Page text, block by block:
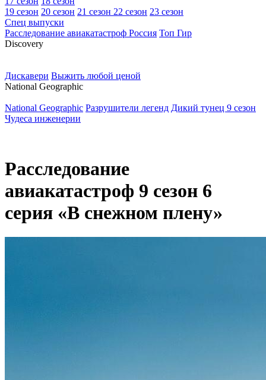
19 сезон 20 сезон 21 сезон 22 сезон 23 сезон
Спец выпуски
Расследование авиакатастроф Россия Топ Гир
Discovery
Дискавери Выжить любой ценой
National Geographic
National Geographic Разрушители легенд Дикий тунец 9 сезон
Чудеса инженерии
Расследование
авиакатастроф 9 сезон 6
серия «В снежном плену»